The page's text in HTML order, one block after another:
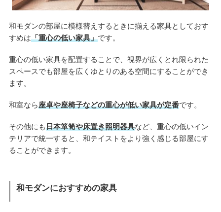
和モダンの部屋に模様替えするときに揃える家具としておす
すめは「重心の低い家具」です。
重心の低い家具を配置することで、視界が広くとれ限られた
スペースでも部屋を広くゆとりのある空間にすることができ
ます。
和室なら座卓や座椅子などの重心が低い家具が定番です。
その他にも日本箪笥や床置き照明器具など、重心の低いイン
テリアで統一すると、和テイストをより強く感じる部屋にす
ることができます。
和モダンにおすすめの家具